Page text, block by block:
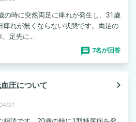
の時に突然両足に痺れが発生し、31歳
痺れが無くならない状態です。両足の
足先に...
7名が回答
圧について
navigate_next
21